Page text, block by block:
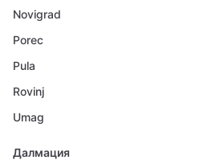
Novigrad
Porec
Pula
Rovinj
Umag
Далмация